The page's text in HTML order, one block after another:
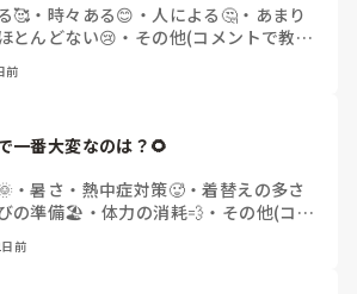
🥰 ・ 時々ある😊 ・ 人による🤔 ・ あまり
ほとんどない😢 ・ その他(コメントで教え
前
一番大変なのは？🌻
・暑さ・熱中症対策🥵・着替えの多さ
の準備🏖️ ・ 体力の消耗💨 ・ その他(コメ
前